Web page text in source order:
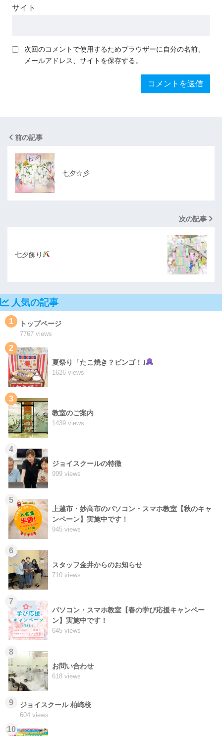
サイト
次回のコメントで使用するためブラウザーに自分の名前、
メールアドレス、サイトを保存する。
前の記事
七夕☆彡
次の記事
七夕飾り
人気の記事
1 トップページ
7767 views
2
夏祭り「たこ焼き？ビンゴ！｣
1626 views
3
教室のご案内
1439 views
4
ジョイスクールの特徴
999 views
5
上越市・妙高市のパソコン・スマホ教室【秋のキャ
ンペーン】実施中です！
945 views
6
スタッフ金井からのお知らせ
710 views
7
パソコン・スマホ教室【春の学び応援キャンペー
ン】実施中です！
645 views
8
お問い合わせ
618 views
9 ジョイスクール 柏崎校
604 views
10